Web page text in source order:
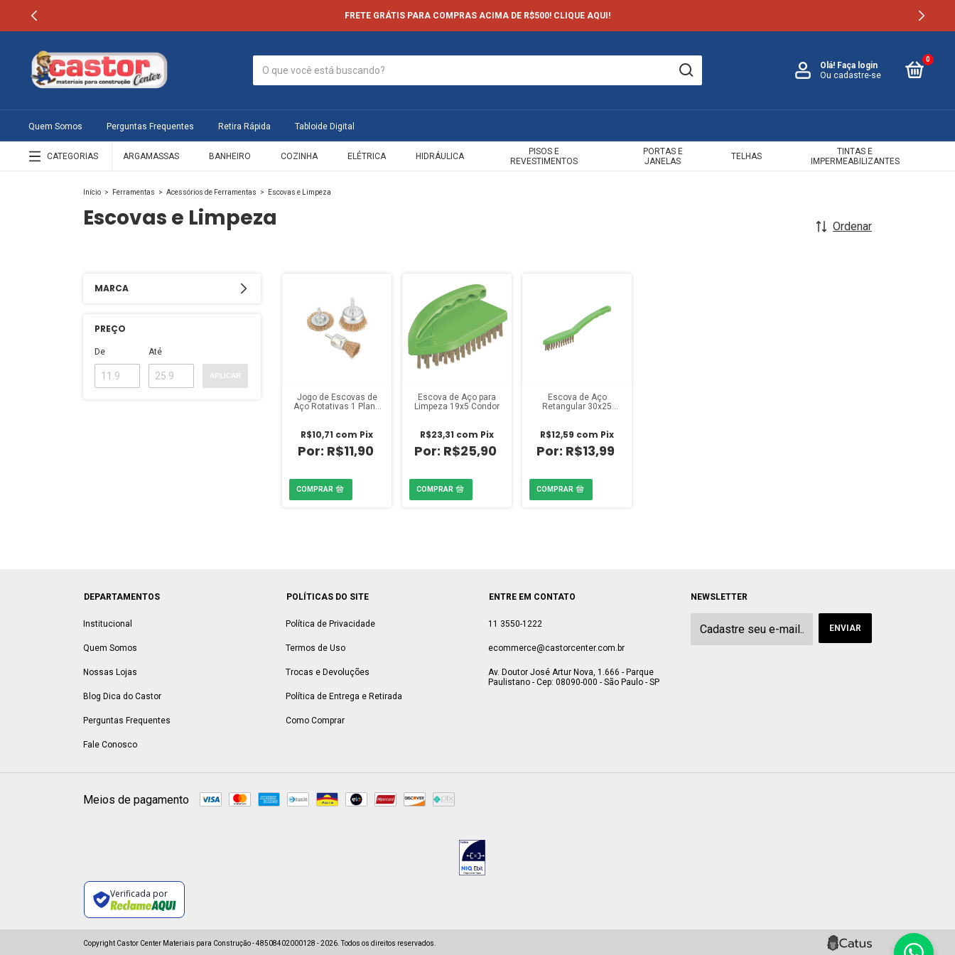
FRETE GRÁTIS PARA COMPRAS ACIMA DE R$500! CLIQUE AQUI!
Olá! Faça login
Ou cadastre-se
0
Quem Somos Perguntas Frequentes Retira Rápida Tabloide Digital
CATEGORIAS ARGAMASSAS BANHEIRO COZINHA ELÉTRICA HIDRÁULICA
PISOS E
REVESTIMENTOS
PORTAS E
JANELAS
TELHAS
TINTAS E
IMPERMEABILIZANTES
Início > Ferramentas > Acessórios de Ferramentas > Escovas e Limpeza
Escovas e Limpeza Ordenar
MARCA
PREÇO
De Até
APLICAR
Jogo de Escovas de
Aço Rotativas 1 Plana
peças
R$11,90
R$10,71 com Pix
Escova de Aço para
Limpeza 19x5 Condor
R$25,90
R$23,31 com Pix
Escova de Aço
Retangular 30x25
R$13,99
R$12,59 com Pix
DEPARTAMENTOS
Institucional
Quem Somos
Nossas Lojas
Blog Dica do Castor
Perguntas Frequentes
Fale Conosco
POLÍTICAS DO SITE
Política de Privacidade
Termos de Uso
Trocas e Devoluções
Política de Entrega e Retirada
Como Comprar
ENTRE EM CONTATO
11 3550-1222
ecommerce@castorcenter.com.br
Av. Doutor José Artur Nova, 1.666 - Parque
Paulistano - Cep: 08090-000 - São Paulo - SP
NEWSLETTER
Meios de pagamento
Verificada por
Copyright Castor Center Materiais para Construção - 48508402000128 - 2026. Todos os direitos reservados.